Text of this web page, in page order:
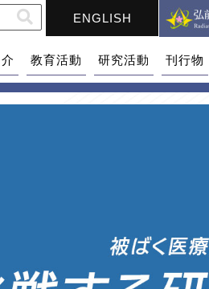
ENGLISH
教育活動 研究活動 刊行物